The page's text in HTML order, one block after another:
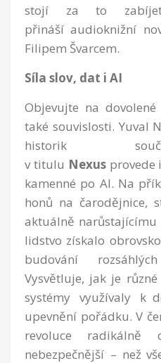
stojí za to zabíjet
přináší audioknižní
Filipem Švarcem.
Síla slov, dat i AI
Objevujte na
také souvislosti. Yuval
historik
v titulu Nexusprovede
kamenné po AI. Na
honů na čarodějnice,
aktuálně
lidstvo získalo
budování
Vysvětluje, jak je
systémy využívaly k
upevnění pořádku. V
revoluce radikálně
nebezpečnější – než